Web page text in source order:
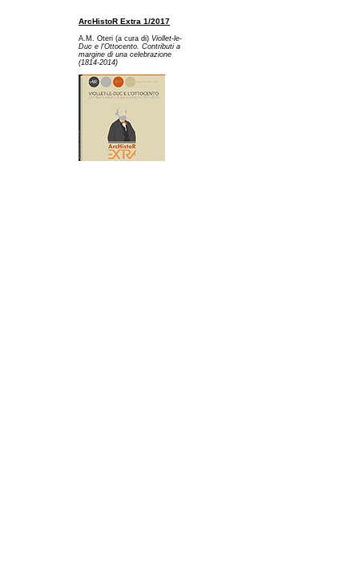
ArcHistoR Extra 1/2017
A.M. Oteri (a cura di) Viollet-le-
Duc e l'Ottocento. Contributi a
margine di una celebrazione
(1814-2014)